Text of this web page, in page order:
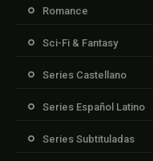
Romance
Sci-Fi & Fantasy
Series Castellano
Series Español Latino
Series Subtituladas